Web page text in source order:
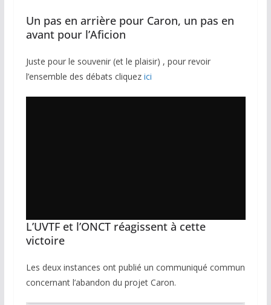
Un pas en arrière pour Caron, un pas en
avant pour l’Aficion
Juste pour le souvenir (et le plaisir) , pour revoir
l’ensemble des débats cliquez ici
L’UVTF et l’ONCT réagissent à cette
victoire
Les deux instances ont publié un communiqué commun
concernant l’abandon du projet Caron.